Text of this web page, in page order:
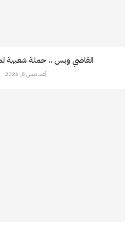
القاضي وبس .. حملة شعبية
أغسطس 8, 2026